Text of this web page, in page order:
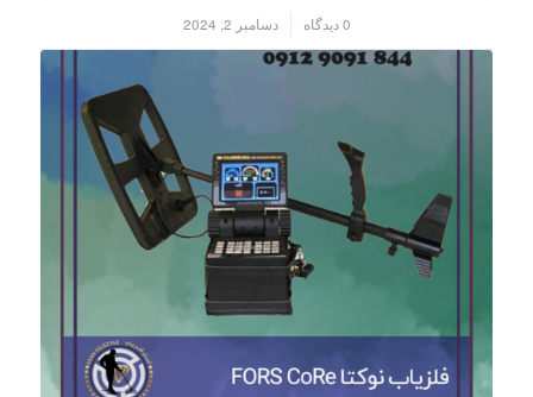
0 دیدگاه دسامبر 2, 2024